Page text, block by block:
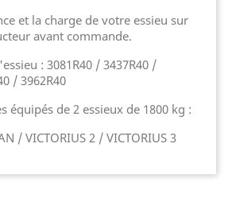
et la charge de votre essieu sur
avant commande.
: 3081R40 / 3437R40 /
/ 3962R40
équipés de 2 essieux de 1800 kg :
/ VICTORIUS 2 / VICTORIUS 3